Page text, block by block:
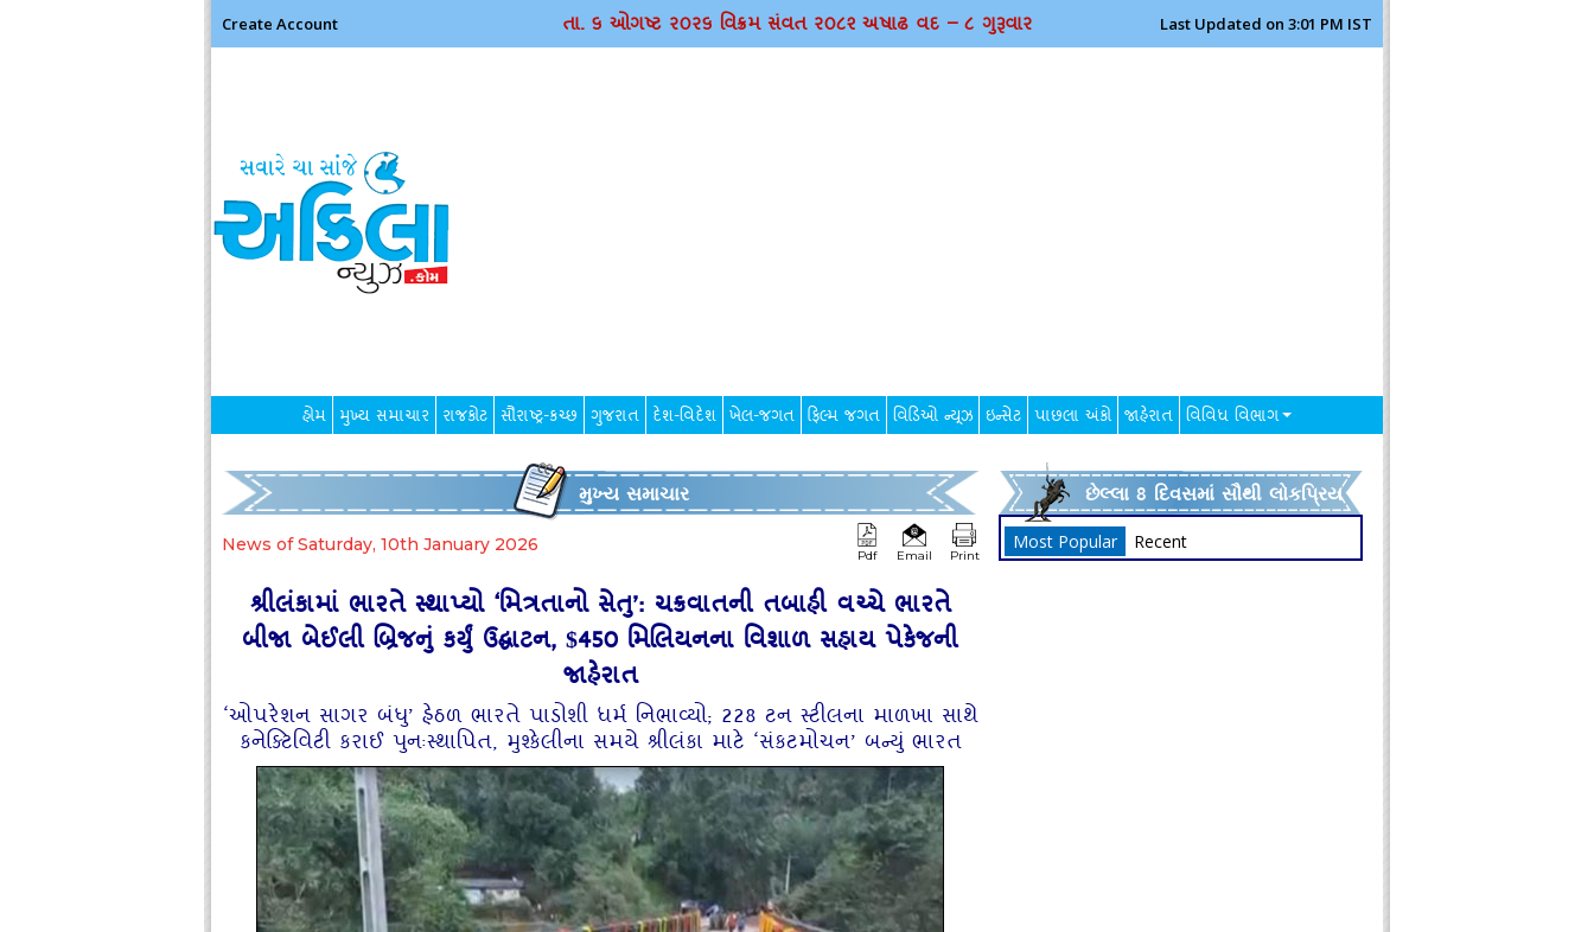
Create Account તા. ૬ ઓગષ્ટ ર૦ર૬ વિક્રમ સંવત ર૦૮૨ અષાઢ વદ – ૮ ગુરૂવાર Last Updated on 3:01 PM IST
હોમ મુખ્ય સમાચાર રાજકોટ સૌરાષ્ટ્ર-કચ્છ ગુજરાત દેશ-વિદેશ ખેલ-જગત ફિલ્મ જગત વિડિઓ ન્યૂઝ ઇન્સેટ પાછલા અંકો જાહેરાત વિવિધ વિભાગ
મુખ્ય સમાચાર
News of Saturday, 10th January 2026
Pdf Email Print
શ્રીલંકામાં ભારતે સ્થાપ્યો ‘મિત્રતાનો સેતુ’: ચક્રવાતની તબાહી વચ્ચે ભારતે
બીજા બેઈલી બ્રિજનું કર્યું ઉદ્ઘાટન, $450 મિલિયનના વિશાળ સહાય પેકેજની
જાહેરાત
‘ઓપરેશન સાગર બંધુ’ હેઠળ ભારતે પાડોશી ધર્મ નિભાવ્યો; 228 ટન સ્ટીલના માળખા સાથે
કનેક્ટિવિટી કરાઈ પુનઃસ્થાપિત, મુશ્કેલીના સમયે શ્રીલંકા માટે ‘સંકટમોચન’ બન્યું ભારત
છેલ્લા 8 દિવસમાં સૌથી લોકપ્રિય
Most Popular Recent